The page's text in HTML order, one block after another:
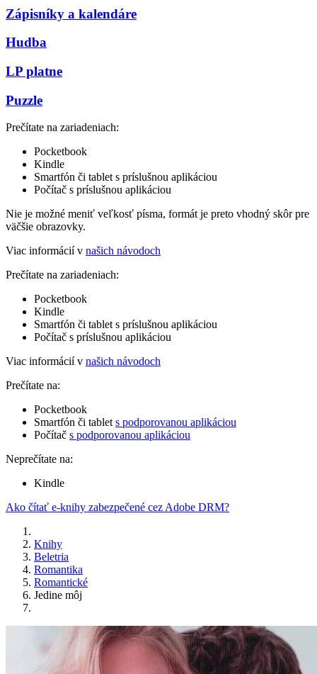
Zápisníky a kalendáre
Hudba
LP platne
Puzzle
Prečítate na zariadeniach:
Pocketbook
Kindle
Smartfón či tablet s príslušnou aplikáciou
Počítač s príslušnou aplikáciou
Nie je možné meniť veľkosť písma, formát je preto vhodný skôr pre
väčšie obrazovky.
Viac informácií v našich návodoch
Prečítate na zariadeniach:
Pocketbook
Kindle
Smartfón či tablet s príslušnou aplikáciou
Počítač s príslušnou aplikáciou
Viac informácií v našich návodoch
Prečítate na:
Pocketbook
Smartfón či tablet s podporovanou aplikáciou
Počítač s podporovanou aplikáciou
Neprečítate na:
Kindle
Ako čítať e-knihy zabezpečené cez Adobe DRM?
Knihy
Beletria
Romantika
Romantické
Jedine môj